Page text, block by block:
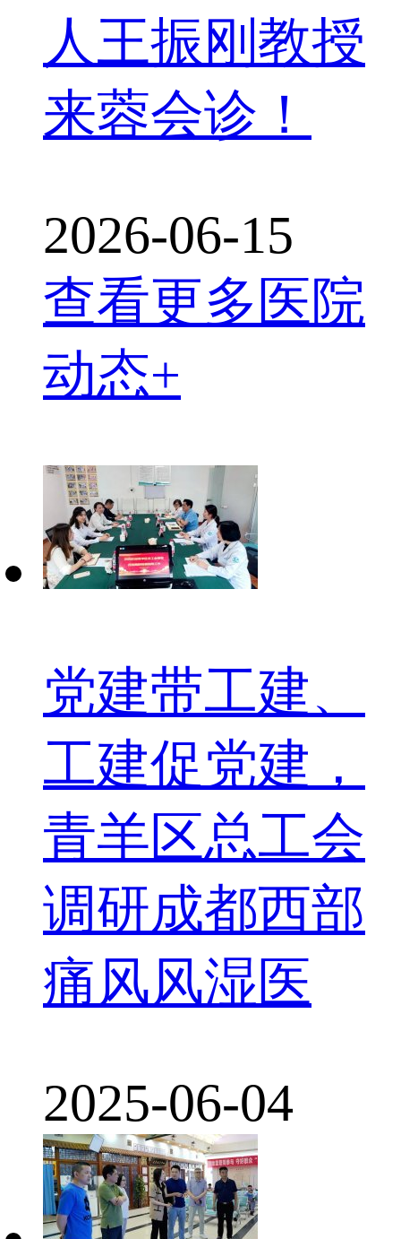
人王振刚教授
来蓉会诊！
2026-06-15
查看更多医院
动态+
党建带工建、
工建促党建，
青羊区总工会
调研成都西部
痛风风湿医
2025-06-04